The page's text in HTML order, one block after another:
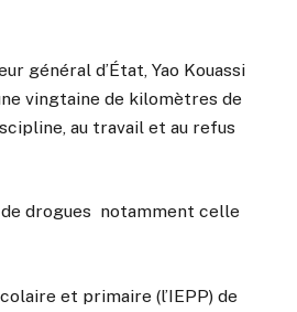
général d’État, Yao Kouassi
vingtaine de kilomètres de
au travail et au refus
drogues notamment celle
et primaire (l’IEPP) de